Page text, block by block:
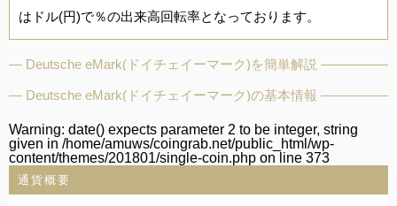
はドル(円)で％の出来高回転率となっております。
Deutsche eMark(ドイチェイーマーク)を簡単解説
Deutsche eMark(ドイチェイーマーク)の基本情報
Warning: date() expects parameter 2 to be integer, string
given in /home/amuws/coingrab.net/public_html/wp-
content/themes/201801/single-coin.php on line 373
通貨概要